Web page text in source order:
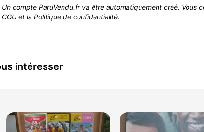
Un compte ParuVendu.fr va être automatiquement créé. Vous
CGU et la Politique de confidentialité.
intéresser